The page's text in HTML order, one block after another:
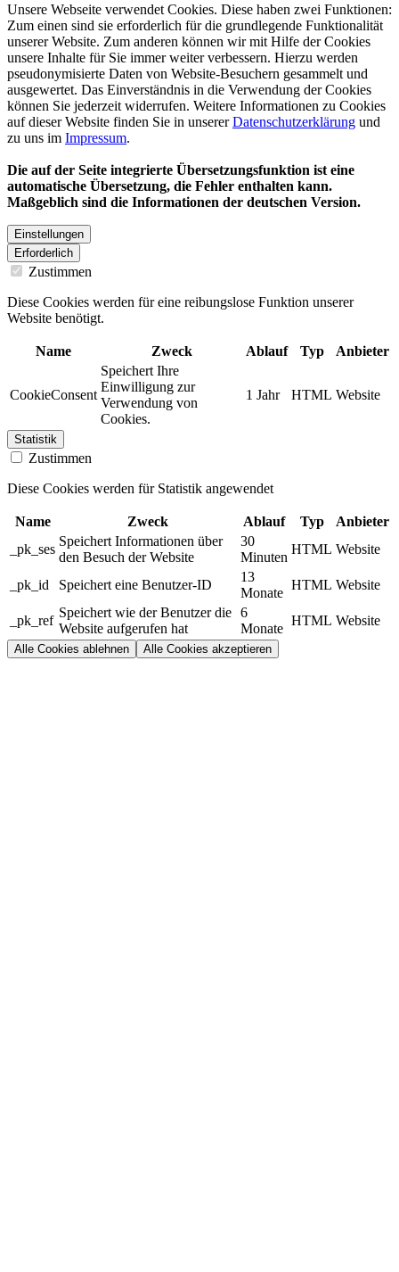
Unsere Webseite verwendet Cookies. Diese haben zwei Funktionen:
Zum einen sind sie erforderlich für die grundlegende Funktionalität
unserer Website. Zum anderen können wir mit Hilfe der Cookies
unsere Inhalte für Sie immer weiter verbessern. Hierzu werden
pseudonymisierte Daten von Website-Besuchern gesammelt und
ausgewertet. Das Einverständnis in die Verwendung der Cookies
können Sie jederzeit widerrufen. Weitere Informationen zu Cookies
auf dieser Website finden Sie in unsererDatenschutzerklärung und
zu uns im Impressum.
Die auf der Seite integrierte Übersetzungsfunktion ist eine
automatische Übersetzung, die Fehler enthalten kann.
Maßgeblich sind die Informationen der deutschen Version.
Einstellungen
Erforderlich
Zustimmen
Diese Cookies werden für eine reibungslose Funktion unserer
Website benötigt.
Name Zweck Ablauf Typ Anbieter
CookieConsent
Speichert Ihre
Einwilligung zur
Verwendung von
Cookies.
1 Jahr HTML Website
Statistik
Zustimmen
Diese Cookies werden für Statistik angewendet
Name Zweck Ablauf Typ
Anbieter
_pk_ses
Speichert Informationen über
den Besuch der Website
30
Minuten
HTML Website
_pk_id Speichert eine Benutzer-ID
13
Monate
HTML Website
_pk_ref
Speichert wie der Benutzer die
Website aufgerufen hat
6
Monate
HTML Website
Alle Cookies ablehnen Alle Cookies akzeptieren